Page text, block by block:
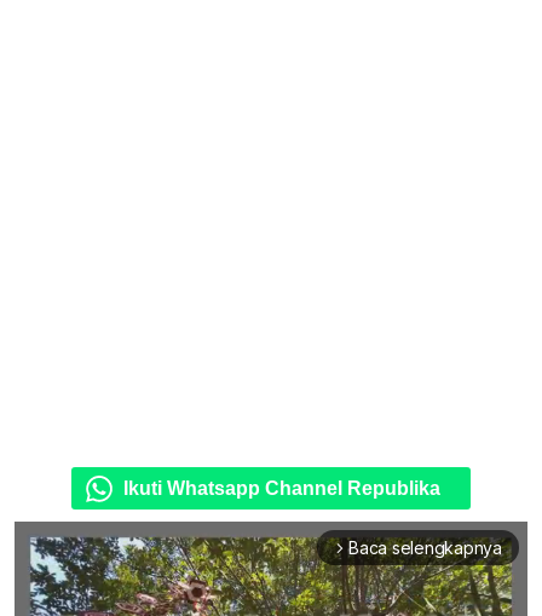
Ikuti Whatsapp Channel Republika
arrow_forward_ios Baca selengkapnya